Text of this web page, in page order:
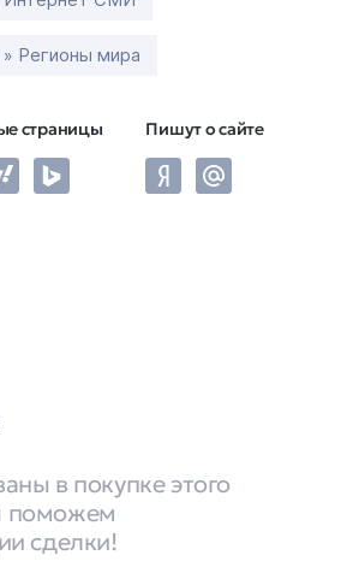
Регионы мира
страницы Пишут о сайте
в покупке этого
поможем
сделки!